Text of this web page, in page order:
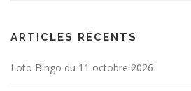
ARTICLES RÉCENTS
Loto Bingo du 11 octobre 2026